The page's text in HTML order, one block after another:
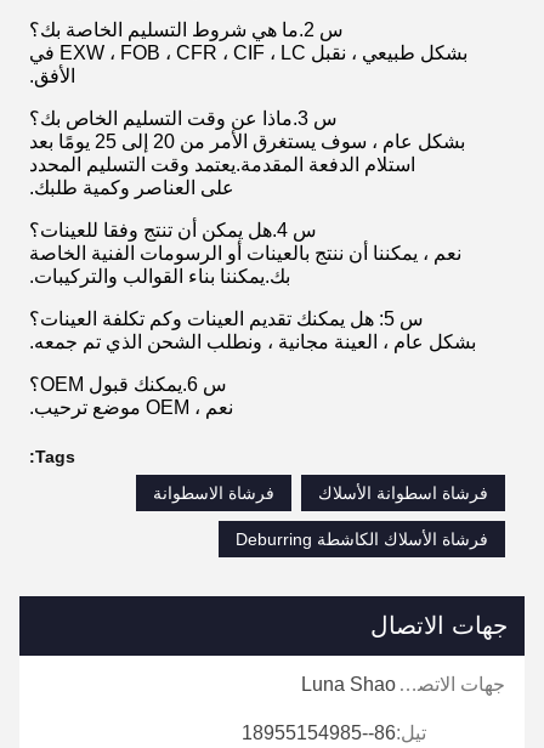
س 2.ما هي شروط التسليم الخاصة بك؟
بشكل طبيعي ، نقبل EXW ، FOB ، CFR ، CIF ، LC في
الأفق.
س 3.ماذا عن وقت التسليم الخاص بك؟
بشكل عام ، سوف يستغرق الأمر من 20 إلى 25 يومًا بعد
استلام الدفعة المقدمة.يعتمد وقت التسليم المحدد
على العناصر وكمية طلبك.
س 4.هل يمكن أن تنتج وفقا للعينات؟
نعم ، يمكننا أن ننتج بالعينات أو الرسومات الفنية الخاصة
بك.يمكننا بناء القوالب والتركيبات.
س 5: هل يمكنك تقديم العينات وكم تكلفة العينات؟
بشكل عام ، العينة مجانية ، ونطلب الشحن الذي تم جمعه.
س 6.يمكنك قبول OEM؟
نعم ، OEM موضع ترحيب.
Tags:
فرشاة اسطوانة الأسلاك
فرشاة الاسطوانة
فرشاة الأسلاك الكاشطة Deburring
جهات الاتصال
جهات الاتصال: Luna Shao
تيل:86--18955154985